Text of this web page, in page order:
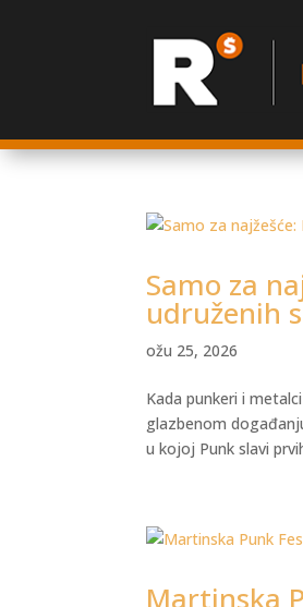
Samo za
udruženih
ožu 25, 2026
Kada punkeri i
glazbenom
u kojoj Punk slavi
Martinska